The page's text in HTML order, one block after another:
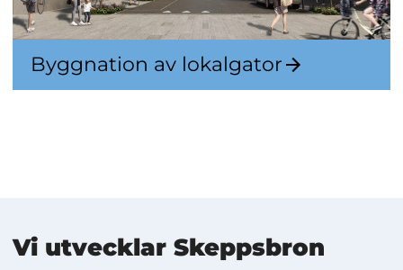
Byggnation av lokalgator
Mer information
Vi utvecklar Skeppsbron